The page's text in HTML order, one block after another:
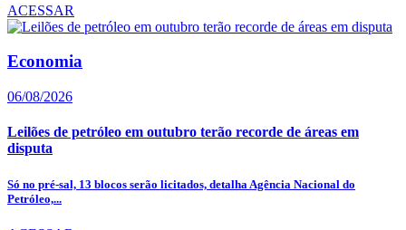
ACESSAR
Economia
06/08/2026
Leilões de petróleo em outubro terão recorde de áreas em
disputa
Só no pré-sal, 13 blocos serão licitados, detalha Agência Nacional do
Petróleo,...